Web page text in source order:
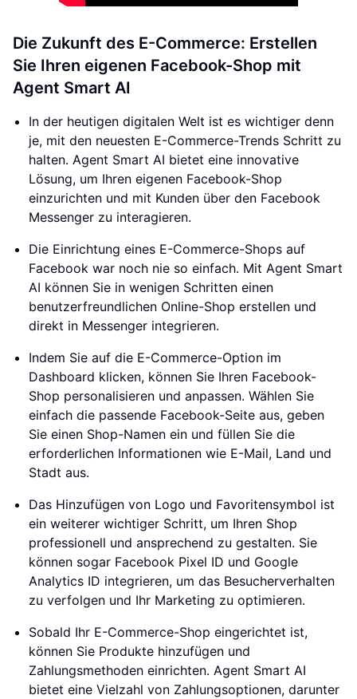
Die Zukunft des E-Commerce: Erstellen
Sie Ihren eigenen Facebook-Shop mit
Agent Smart AI
In der heutigen digitalen Welt ist es wichtiger denn
je, mit den neuesten E-Commerce-Trends Schritt zu
halten. Agent Smart AI bietet eine innovative
Lösung, um Ihren eigenen Facebook-Shop
einzurichten und mit Kunden über den Facebook
Messenger zu interagieren.
Die Einrichtung eines E-Commerce-Shops auf
Facebook war noch nie so einfach. Mit Agent Smart
AI können Sie in wenigen Schritten einen
benutzerfreundlichen Online-Shop erstellen und
direkt in Messenger integrieren.
Indem Sie auf die E-Commerce-Option im
Dashboard klicken, können Sie Ihren Facebook-
Shop personalisieren und anpassen. Wählen Sie
einfach die passende Facebook-Seite aus, geben
Sie einen Shop-Namen ein und füllen Sie die
erforderlichen Informationen wie E-Mail, Land und
Stadt aus.
Das Hinzufügen von Logo und Favoritensymbol ist
ein weiterer wichtiger Schritt, um Ihren Shop
professionell und ansprechend zu gestalten. Sie
können sogar Facebook Pixel ID und Google
Analytics ID integrieren, um das Besucherverhalten
zu verfolgen und Ihr Marketing zu optimieren.
Sobald Ihr E-Commerce-Shop eingerichtet ist,
können Sie Produkte hinzufügen und
Zahlungsmethoden einrichten. Agent Smart AI
bietet eine Vielzahl von Zahlungsoptionen, darunter